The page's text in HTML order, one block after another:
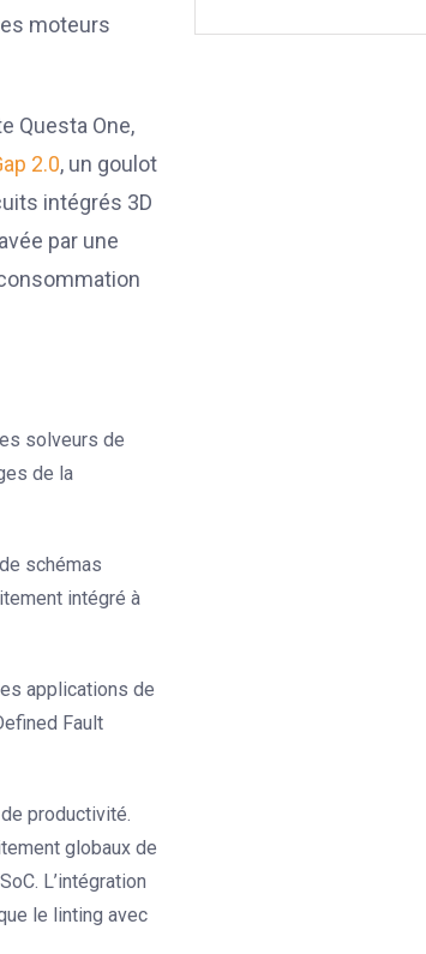
moteurs
Questa One,
2.0, un goulot
intégrés 3D
par une
solveurs de
de la
schémas
intégré à
applications de
Fault
productivité.
globaux de
L’intégration
le linting avec